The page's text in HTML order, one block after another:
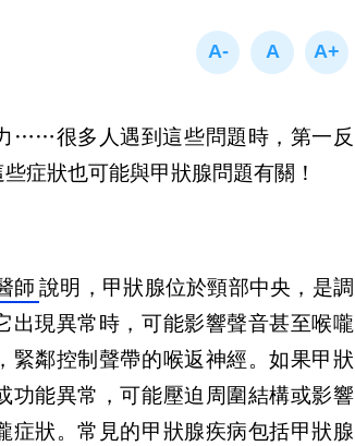
……很多人遇到這些問題時，第一反
症狀也可能與甲狀腺問題有關！
師 說明，甲狀腺位於頸部中央，是調
出現異常時，可能影響聲音甚至喉嚨
緊鄰控制聲帶的喉返神經。如果甲狀
功能異常，可能壓迫周圍結構或影響
症狀。常見的甲狀腺疾病包括甲狀腺